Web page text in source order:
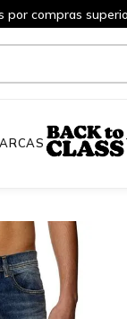
por compras